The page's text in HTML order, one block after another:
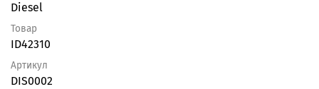
Diesel
Товар
ID42310
Артикул
DIS0002